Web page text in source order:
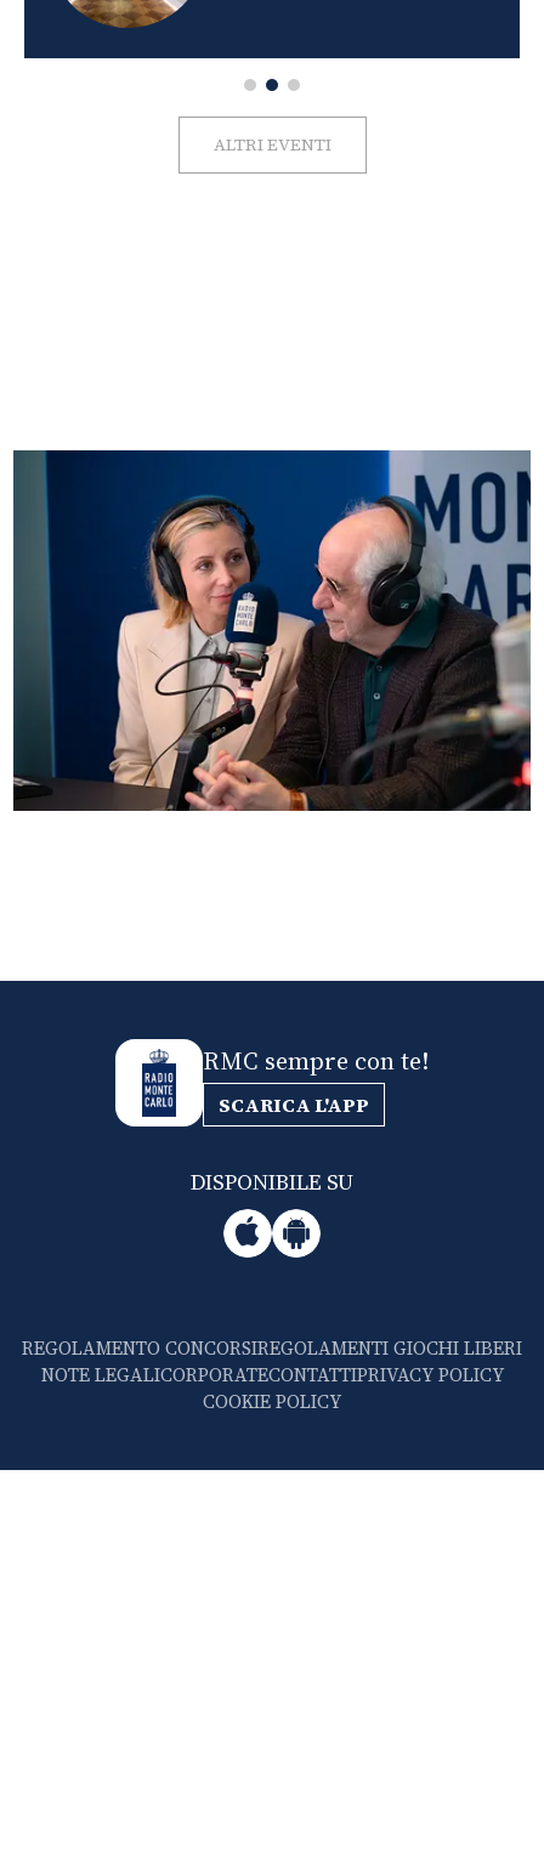
ALTRI EVENTI
RMC sempre con te!
SCARICA L'APP
DISPONIBILE SU
REGOLAMENTO CONCORSIREGOLAMENTI GIOCHI LIBERI
NOTE LEGALICORPORATECONTATTIPRIVACY POLICY
COOKIE POLICY